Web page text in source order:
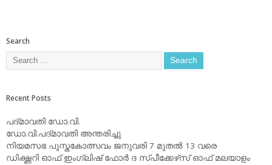
Search
Recent Posts
പദ്മാവതി ഡോ.വി.
ഡോ.വി.പദ്മാവതി അന്തരിച്ചു
നിയമസഭ പുസ്തകോത്സവം ജനുവരി 7 മുതല്‍ 13 വരെ
ഡിക്ഷ്ണറി ഓഫ് ഇംഗ്ലിഷ് ഫോര്‍ ദ സ്പീക്കേഴ്‌സ് ഓഫ് മലയാളം